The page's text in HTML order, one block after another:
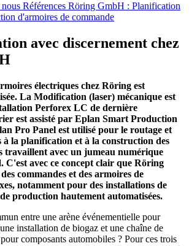
Références Röring GmbH : Planification
d'armoires de commande
avec discernement chez
électriques chez Röring est
La Modification (laser) mécanique est
Perforex LC de dernière
est assisté par Eplan Smart Production
Pro Panel est utilisé pour le routage et
à la planification et à la construction des
travaillent avec un jumeau numérique
C'est avec ce concept clair que Röring
commandes et des armoires de
notamment pour des installations de
production hautement automatisées.
entre une arène événementielle pour
installation de biogaz et une chaîne de
composants automobiles ? Pour ces trois